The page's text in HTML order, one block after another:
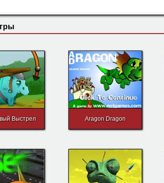
Поделись с друзьями!
Выстрел Aragon Dragon